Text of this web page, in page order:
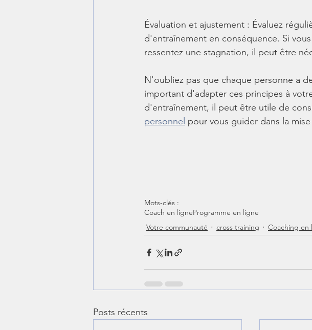
Évaluation et ajustement : Évaluez
d'entraînement en conséquence. Si
ressentez une stagnation, il peut être
N'oubliez pas que chaque personne a
important d'adapter ces principes à
d'entraînement, il peut être utile de
personnel pour vous guider dans la
Mots-clés :
Coach en ligneProgramme en ligne
Votre communauté
cross training Coaching en
Posts récents